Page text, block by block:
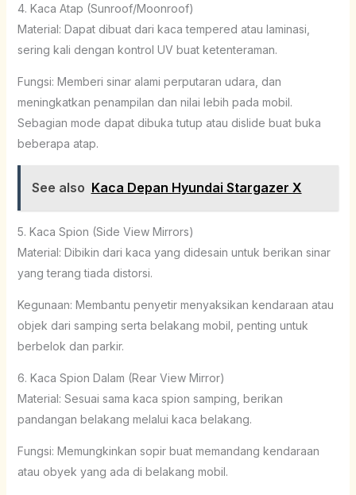
4. Kaca Atap (Sunroof/Moonroof)
Material: Dapat dibuat dari kaca tempered atau laminasi,
sering kali dengan kontrol UV buat ketenteraman.
Fungsi: Memberi sinar alami perputaran udara, dan
meningkatkan penampilan dan nilai lebih pada mobil.
Sebagian mode dapat dibuka tutup atau dislide buat buka
beberapa atap.
See also Kaca Depan Hyundai Stargazer X
5. Kaca Spion (Side View Mirrors)
Material: Dibikin dari kaca yang didesain untuk berikan sinar
yang terang tiada distorsi.
Kegunaan: Membantu penyetir menyaksikan kendaraan atau
objek dari samping serta belakang mobil, penting untuk
berbelok dan parkir.
6. Kaca Spion Dalam (Rear View Mirror)
Material: Sesuai sama kaca spion samping, berikan
pandangan belakang melalui kaca belakang.
Fungsi: Memungkinkan sopir buat memandang kendaraan
atau obyek yang ada di belakang mobil.